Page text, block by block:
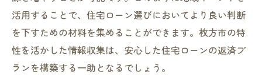
活用することで、住宅ローン選びにおいてより良い判断
を下すための材料を集めることができます。枚方市の特
性を活かした情報収集は、安心した住宅ローンの返済プ
ランを構築する一助となるでしょう。